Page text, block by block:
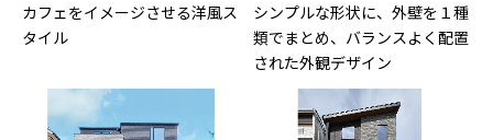
カフェをイメージさせる洋風ス
タイル
シンプルな形状に、外壁を１種
類でまとめ、バランスよく配置
された外観デザイン